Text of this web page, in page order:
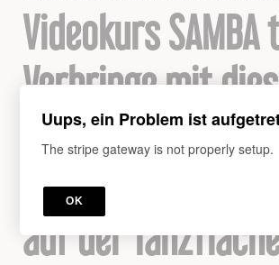
KONTAKT
BLOG
LOGIN
Videokurs SAMBA
Verbringe mit
Tanzfiguren
unvergessliche
auf der
Uups, ein Problem ist
The stripe gateway is not properly setup.
OK